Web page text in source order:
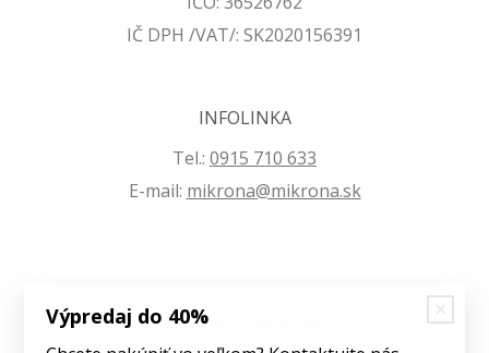
IČ DPH /VAT/: SK2020156391
INFOLINKA
Tel.: 0915 710 633
E-mail: mikrona@mikrona.sk
VŠETKO O NÁKUPE
Výpredaj do 40%